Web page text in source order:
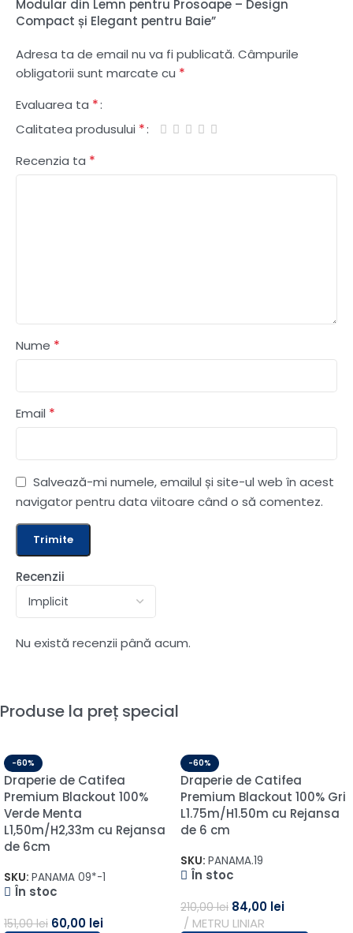
Recenzii
Nu există recenzii până acum.
Modular din Lemn pentru Prosoape – Design
Compact și Elegant pentru Baie”
Adresa ta de email nu va fi publicată. Câmpurile
obligatorii sunt marcate cu *
Evaluarea ta *
Calitatea produsului *
Recenzia ta *
Nume *
Email *
Salvează-mi numele, emailul și site-ul web în acest
navigator pentru data viitoare când o să comentez.
Produse la preț special
-60%
Draperie de Catifea
Premium Blackout 100%
Verde Menta
L1,50m/H2,33m cu Rejansa
de 6cm
SKU: PANAMA 09*-1
În stoc
151,00lei 60,00 lei
-60%
Draperie de Catifea
Premium Blackout 100% Gri
L1.75m/H1.50m cu Rejansa
de 6 cm
SKU: PANAMA.19
În stoc
210,00lei 84,00 lei
METRU LINIAR